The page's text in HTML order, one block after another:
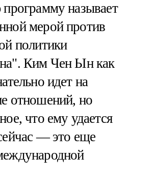
называет
мерой против
политики
Ким Чен Ын как
идет на
отношений, но
что ему удается
— это еще